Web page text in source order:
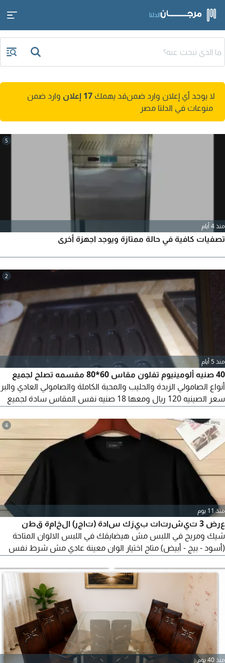
الدلتا
لا يوجد أي إعلان وارد ضمنقد يهمك 17 إعلان
وارد ضمن
منوعات في الدلتا مصر
5
منذ 4 أيام
تصفيات كافية في حالة ممتازة ويوجد اجهزة أخرى
2
منذ 5 أيام
40 صنيه ألومينيوم تفلون مقاس 60*80 مقسمه تصلح لجميع
أنواع الصامولي الزبدة والحليب والمحبة الكاملة والصامولي العادي والبر
سعر الصينيه 120 ريال ومعها 18 صنيه نفس المقاس سادة لجميع
لظروف خاصه
4
منذ 11 يوم
عرض 3 تيشرتات بيزك سادة (تاجر) الخامة قطن
شيك ومريح في اللبس مش هيضايقك في اللبس الالوان المتاحة
(أسود - بيج - أبيض) متاح اختيار الوان معينة عادي مش شرط نفس
XL من 50 الى 60 كيلو XXL من 60 الى 75 كيلو XXXL من 75 الى 95
كيلو السعر 580
منذ 40 يوم